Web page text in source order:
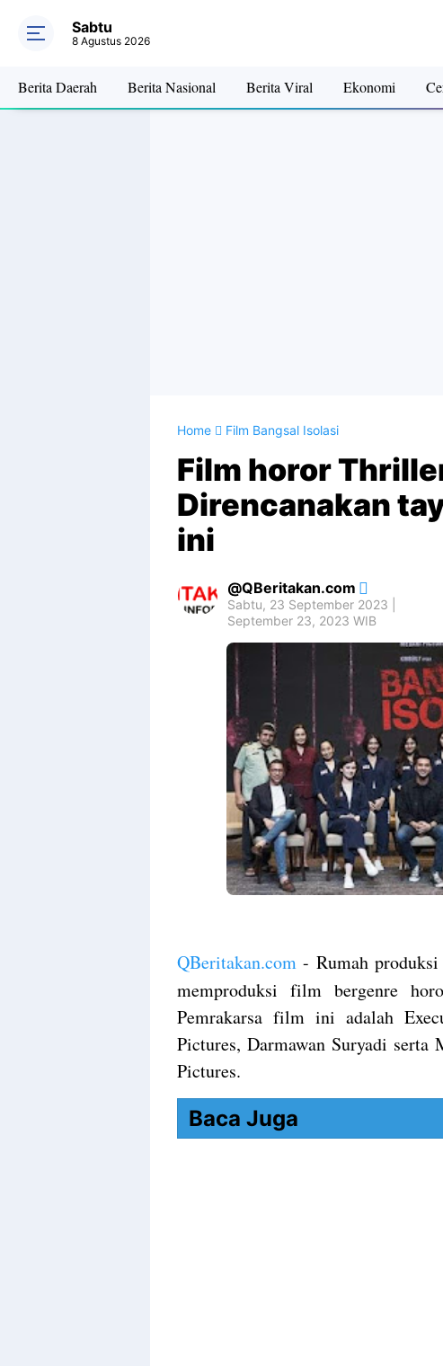
Sabtu
8 Agustus 2026
Berita Daerah Berita Nasional Berita Viral Ekonomi
Home Film Bangsal Isolasi
Film horor
Direncanakan
ini
QBeritakan.com
Sabtu, 23 September 2023 |
September 23, 2023 WIB
QBeritakan.com - Rumah
memproduksi film bergenre
Pemrakarsa film ini adalah
Pictures, Darmawan Suryadi serta
Pictures.
Baca Juga
Film horor Thriller